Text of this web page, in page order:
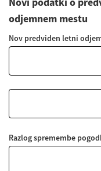
odjemnem mestu
Nov predviden letni
Razlog spremembe